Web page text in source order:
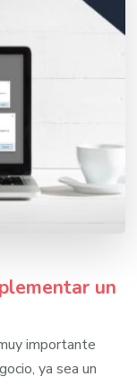
un
importante
ya sea un